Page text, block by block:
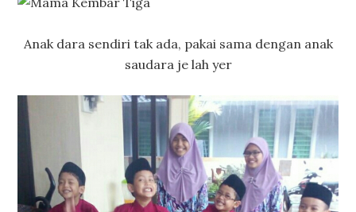
Anak dara sendiri tak ada, pakai sama dengan anak
saudara je lah yer